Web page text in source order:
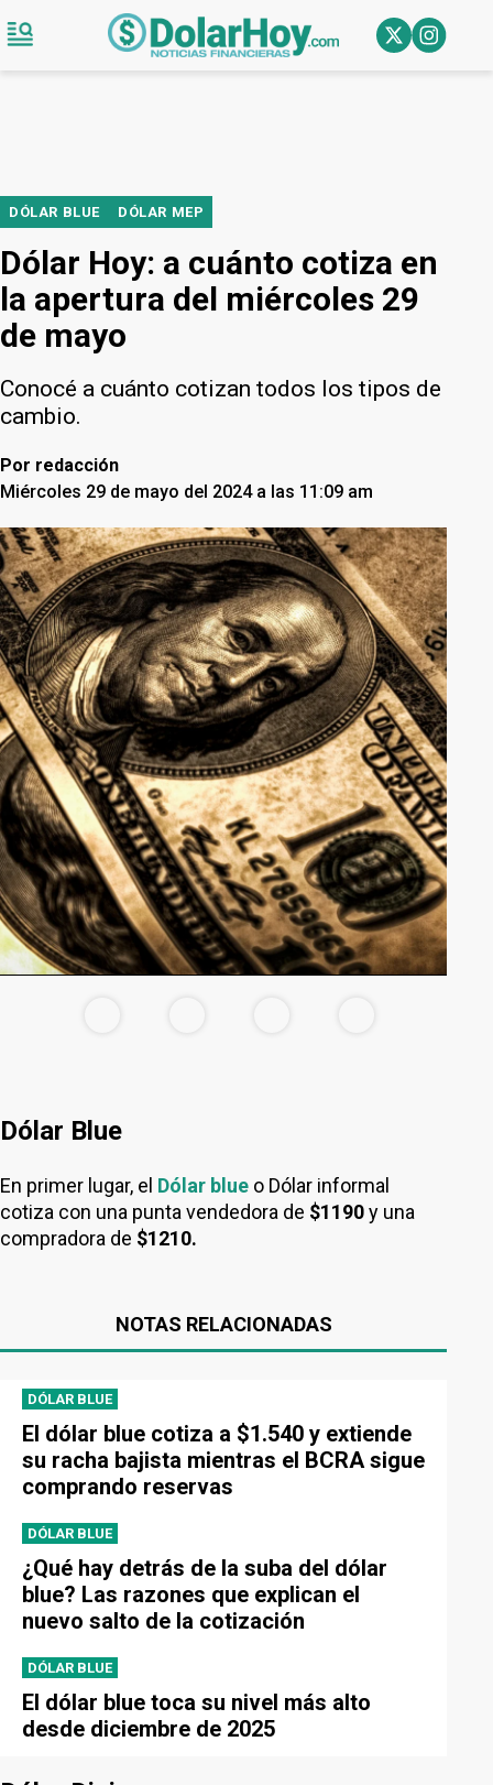
DÓLAR BLUE DÓLAR MEP
Dólar Hoy: a cuánto cotiza en
la apertura del miércoles 29
de mayo
Conocé a cuánto cotizan todos los tipos de
cambio.
Por redacción
Miércoles 29 de mayo del 2024 a las 11:09 am
Dólar Blue
En primer lugar, el Dólar blue o Dólar informal
cotiza con una punta vendedora de $1190y una
compradora de $1210.
NOTAS RELACIONADAS
DÓLAR BLUE
El dólar blue cotiza a $1.540 y extiende
su racha bajista mientras el BCRA sigue
comprando reservas
DÓLAR BLUE
¿Qué hay detrás de la suba del dólar
blue? Las razones que explican el
nuevo salto de la cotización
DÓLAR BLUE
El dólar blue toca su nivel más alto
desde diciembre de 2025